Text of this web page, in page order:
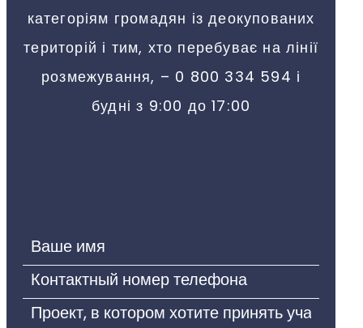
категоріям громадян із деокупованих
територій і тим, хто перебуває на лінії
розмежування, – 0 800 334 594 і
будні з 9:00 до 17:00